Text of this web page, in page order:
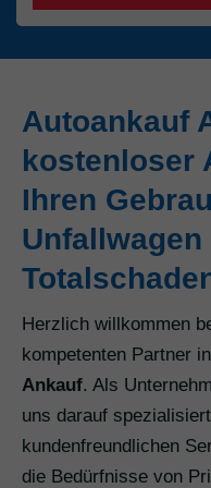
Autoankauf
kostenloser
Ihren
Unfallwagen
Herzlich willkommen
kompetenten Partner in
Ankauf. Als
uns darauf
kundenfreundlichen
die Bedürfnisse von